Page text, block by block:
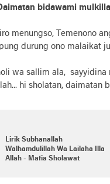
bidawami
menungso, Temenono
durung ono malaikat
wa sallim ala, sayyidina
hi sholatan, daimatan
Lirik Subhanallah
Walhamdulillah Wa Lailaha Illa
Allah - Mafia Sholawat